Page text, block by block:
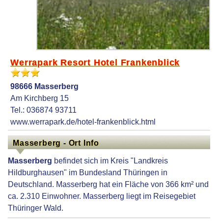
Werrapark Resort Hotel Frankenblick
98666 Masserberg
Am Kirchberg 15
Tel.: 036874 93711
www.werrapark.de/hotel-frankenblick.html
Masserberg - Ort Info
Masserberg befindet sich im Kreis "Landkreis
Hildburghausen" im Bundesland Thüringen in
Deutschland. Masserberg hat ein Fläche von 366 km² und
ca. 2.310 Einwohner. Masserberg liegt im Reisegebiet
Thüringer Wald.